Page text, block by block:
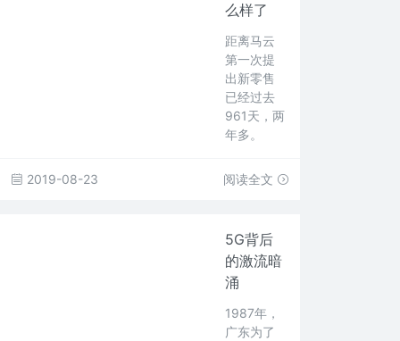
么样了
距离马云
第一次提
出新零售
已经过去
961天，两
年多。
2019-08-23 阅读全文
5G背后
的激流暗
涌
1987年，
广东为了